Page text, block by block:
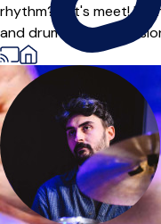
rhythm? Let's meet! Hi,
and drummer. My